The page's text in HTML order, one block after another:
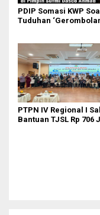
PDIP Somasi KWP
Tuduhan
PTPN IV Regional I
Bantuan TJSL Rp 706